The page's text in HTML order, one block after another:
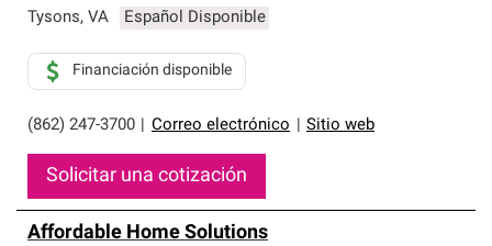
Tysons, VA Español Disponible
(862) 247-3700 Correo electrónico Sitio web
Financiación disponible
Solicitar una cotización
Affordable Home Solutions